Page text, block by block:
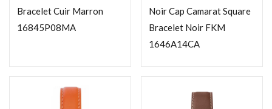
Bracelet Cuir Marron
16845P08MA
Noir Cap Camarat Square
Bracelet Noir FKM
1646A14CA